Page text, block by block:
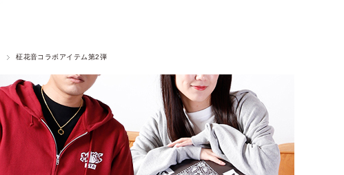
柾花音コラボアイテム第2弾